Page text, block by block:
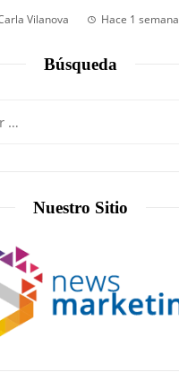
Vilanova Hace 1 semana
Búsqueda
Nuestro Sitio